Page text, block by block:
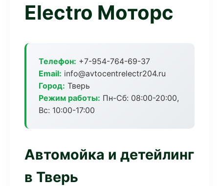
Electro Моторс
Телефон: +7-954-764-69-37
Email: info@avtocentrelectr204.ru
Город: Тверь
Режим работы: Пн-Сб: 08:00-20:00,
Вс: 10:00-17:00
Автомойка и детейлинг
в Тверь